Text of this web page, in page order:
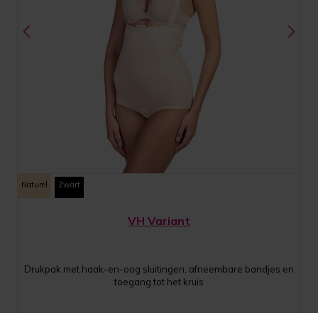
Naturel Zwart
VH Variant
Drukpak met haak-en-oog sluitingen, afneembare bandjes en
toegang tot het kruis